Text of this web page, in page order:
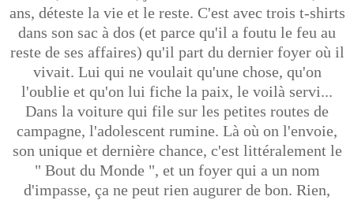
ans, déteste la vie et le reste. C'est avec trois t-shirts
dans son sac à dos (et parce qu'il a foutu le feu au
reste de ses affaires) qu'il part du dernier foyer où il
vivait. Lui qui ne voulait qu'une chose, qu'on
l'oublie et qu'on lui fiche la paix, le voilà servi...
Dans la voiture qui file sur les petites routes de
campagne, l'adolescent rumine. Là où on l'envoie,
son unique et dernière chance, c'est littéralement le
" Bout du Monde ", et un foyer qui a un nom
d'impasse, ça ne peut rien augurer de bon. Rien,